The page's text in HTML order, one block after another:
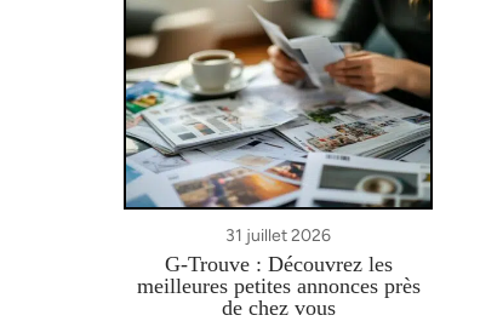
31 juillet 2026
G-Trouve : Découvrez les
meilleures petites annonces près
de chez vous